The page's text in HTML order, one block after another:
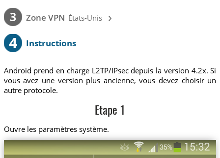
3 Zone VPN États-Unis ›
4 Instructions
Android prend en charge L2TP/IPsec depuis la version 4.2x. Si
vous avez une version plus ancienne, vous devez choisir un
autre protocole.
Etape 1
Ouvre les paramètres système.